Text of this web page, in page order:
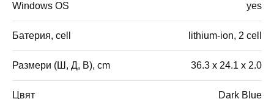
Windows OS yes
Батерия, cell lithium-ion, 2 cell
Размери (Ш, Д, В), cm 36.3 x 24.1 x 2.0
Цвят Dark Blue